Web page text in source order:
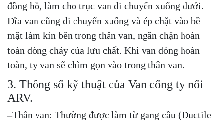
đồng hồ, làm cho trục van di chuyển xuống dưới.
Đĩa van cũng di chuyển xuống và ép chặt vào bề
mặt làm kín bên trong thân van, ngăn chặn hoàn
toàn dòng chảy của lưu chất. Khi van đóng hoàn
toàn, ty van sẽ chìm gọn vào trong thân van.
3. Thông số kỹ thuật của Van cổng ty nổi
ARV.
–Thân van: Thường được làm từ gang cầu (Ductile